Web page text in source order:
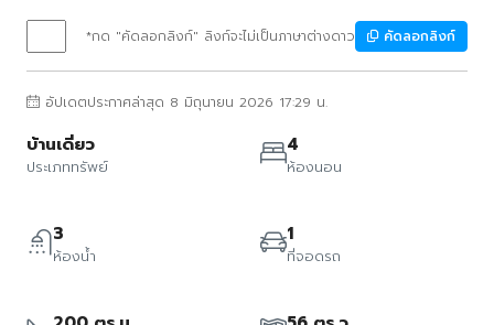
*กด "คัดลอกลิงก์" ลิงก์จะไม่เป็นภาษาต่างดาว คัดลอกลิงก์
อัปเดตประกาศล่าสุด 8 มิถุนายน 2026 17:29 น.
บ้านเดี่ยว
ประเภททรัพย์
4
ห้องนอน
3
ห้องน้ำ
1
ที่จอดรถ